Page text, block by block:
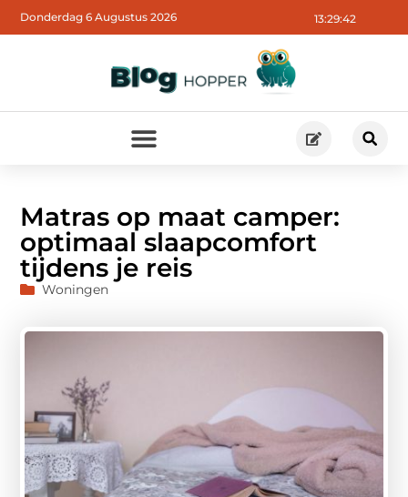
13:29:43
Donderdag 6 Augustus 2026
Matras op maat camper:
optimaal slaapcomfort
tijdens je reis
Woningen